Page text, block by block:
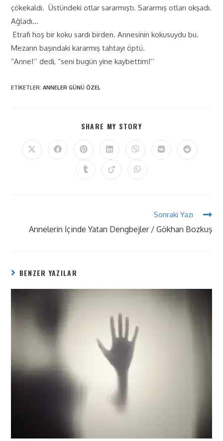
çökekaldı. Üstündeki otlar sararmıştı. Sararmış otları okşadı.
Ağladı…
Etrafı hoş bir koku sardı birden. Annesinin kokusuydu bu.
Mezarın başındaki kararmış tahtayı öptü.
“Anne!’’ dedi, “seni bugün yine kaybettim!’’
ETIKETLER:ANNELER GÜNÜ ÖZEL
SHARE MY STORY
Sonraki Yazı
Annelerin İçinde Yatan Dengbejler / Gökhan Bozkuş
BENZER YAZILAR